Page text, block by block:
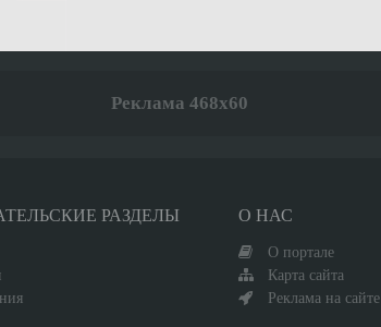
Реклама 468x60
РАЗДЕЛЫ О НАС
О портале
Карта сайта
Реклама на сайте